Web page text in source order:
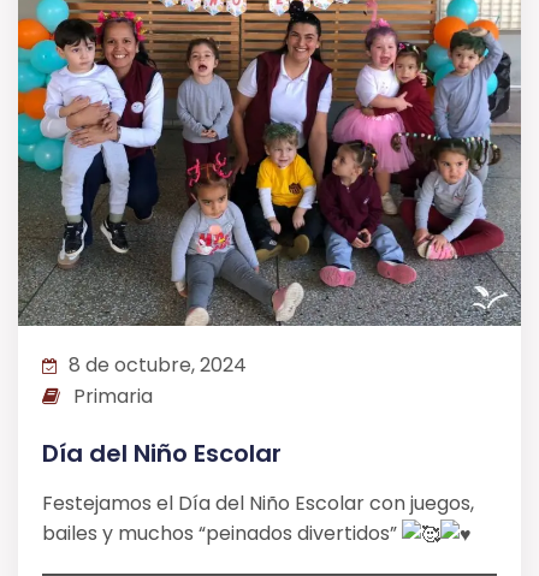
INSTITUCIONAL
ADMINISTRACIÓN
8 de octubre, 2024
Primaria
Día del Niño Escolar
Festejamos el Día del Niño Escolar con juegos,
bailes y muchos “peinados divertidos”